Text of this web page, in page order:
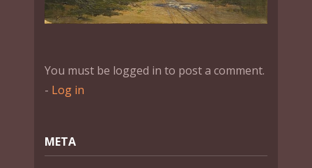
You must be logged in to post a comment.
- Log in
МЕТА